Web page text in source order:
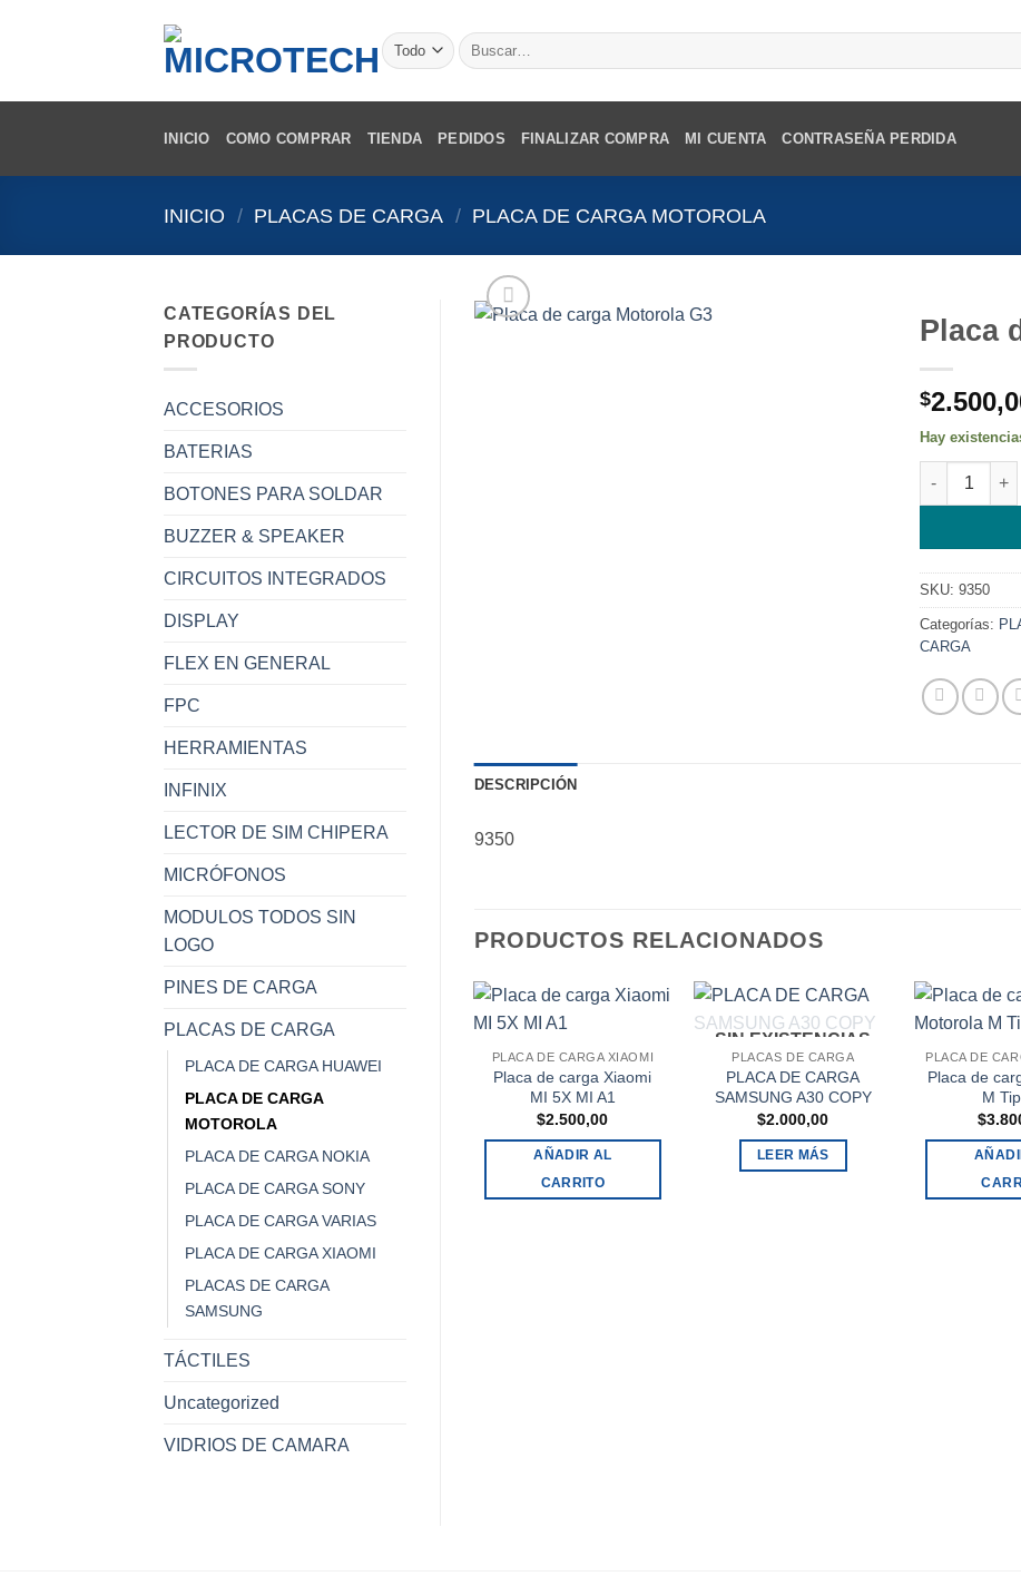
Buscar
por:
INICIO COMO COMPRAR TIENDA PEDIDOS FINALIZAR COMPRA MI CUENTA CONTRASEÑA PERDIDA
INICIO / PLACAS DE CARGA / PLACA DE CARGA MOTOROLA
CATEGORÍAS DEL
PRODUCTO
ACCESORIOS
BATERIAS
BOTONES PARA SOLDAR
BUZZER & SPEAKER
CIRCUITOS INTEGRADOS
DISPLAY
FLEX EN GENERAL
FPC
HERRAMIENTAS
INFINIX
LECTOR DE SIM CHIPERA
MICRÓFONOS
MODULOS TODOS SIN
LOGO
PINES DE CARGA
PLACAS DE CARGA
PLACA DE CARGA HUAWEI
PLACA DE CARGA
MOTOROLA
PLACA DE CARGA NOKIA
PLACA DE CARGA SONY
PLACA DE CARGA VARIAS
PLACA DE CARGA XIAOMI
PLACAS DE CARGA
SAMSUNG
TÁCTILES
Uncategorized
VIDRIOS DE CAMARA
Placa
$
Hay
Placa de
SKU:9350
Categorías:
CARGA
DESCRIPCIÓN
9350
PRODUCTOS RELACIONADOS
PLACA DE CARGA XIAOMI
Placa de carga Xiaomi
MI 5X MI A1
$2.500,00
AÑADIR AL
CARRITO
SIN EXISTENCIAS
PLACAS DE CARGA
PLACA DE CARGA
SAMSUNG A30 COPY
$2.000,00
LEER MÁS
Placa de
M
$